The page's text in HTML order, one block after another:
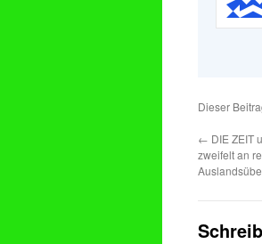
Dieser
← DIE ZEIT
zweifelt an